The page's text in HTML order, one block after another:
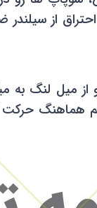
از
هماهنگ